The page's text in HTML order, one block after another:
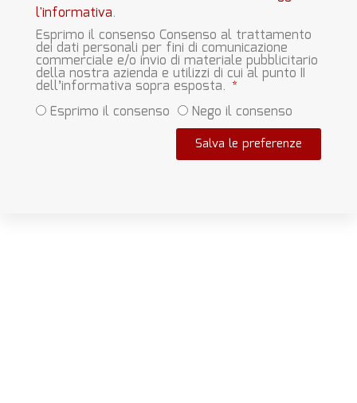
l'informativa.
Esprimo il consenso Consenso al trattamento
dei dati personali per fini di comunicazione
commerciale e/o invio di materiale pubblicitario
della nostra azienda e utilizzi di cui al punto II
dell’informativa sopra esposta.
Esprimo il consenso
Nego il consenso
Salva le preferenze